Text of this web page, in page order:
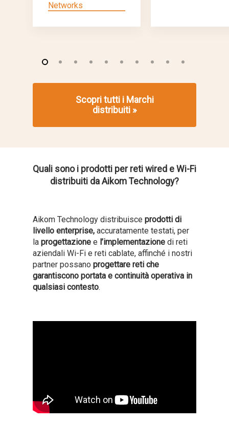
Networks
Scopri tutti i Marchi
distribuiti »
Quali sono i prodotti per reti wired e Wi-Fi
distribuiti da Aikom Technology?
Aikom Technology distribuisce prodotti di
livello enterprise, accuratamente testati, per
la progettazione e l’implementazione di reti
aziendali Wi-Fi e reti cablate, affinché i nostri
partner possano progettare reti che
garantiscono portata e continuità operativa in
qualsiasi contesto.